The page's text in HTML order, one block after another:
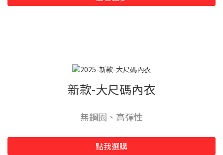
新款-大尺碼內衣
無鋼圈、高彈性
點我選購